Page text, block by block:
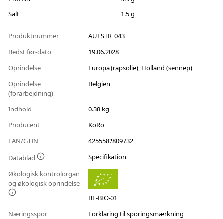
Salt
1.5 g
Produktnummer
AUFSTR_043
Bedst før-dato
19.06.2028
Oprindelse
Europa (rapsolie), Holland (sennep)
Oprindelse
(forarbejdning)
Belgien
Indhold
0.38 kg
Producent
KoRo
EAN/GTIN
4255582809732
Datablad
Specifikation
Økologisk kontrolorgan
og økologisk oprindelse
BE-BIO-01
Næringsspor
Forklaring til sporingsmærkning